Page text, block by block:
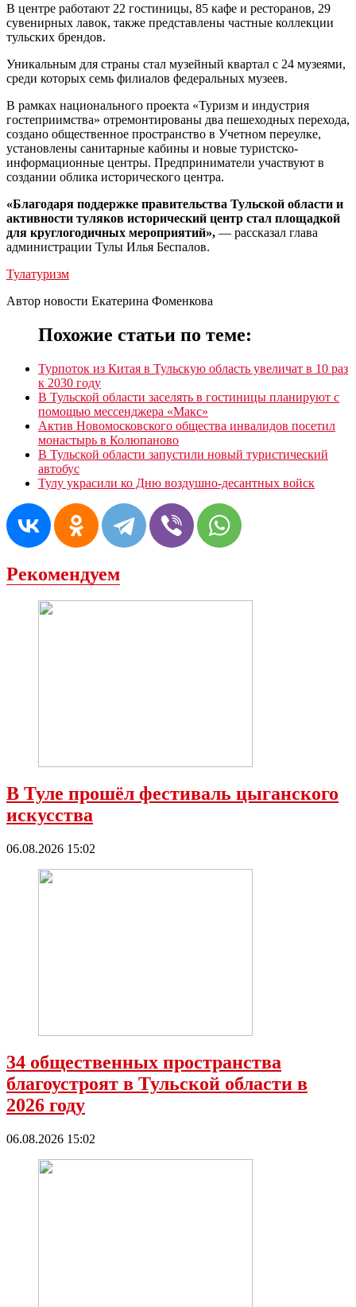
В центре работают 22 гостиницы, 85 кафе и ресторанов, 29
сувенирных лавок, также представлены частные коллекции
тульских брендов.
Уникальным для страны стал музейный квартал с 24 музеями,
среди которых семь филиалов федеральных музеев.
В рамках национального проекта «Туризм и индустрия
гостеприимства» отремонтированы два пешеходных перехода,
создано общественное пространство в Учетном переулке,
установлены санитарные кабины и новые туристско-
информационные центры. Предприниматели участвуют в
создании облика исторического центра.
«Благодаря поддержке правительства Тульской области и
активности туляков исторический центр стал площадкой
для круглогодичных мероприятий», — рассказал глава
администрации Тулы Илья Беспалов.
Тулатуризм
Автор новости Екатерина Фоменкова
Похожие статьи по теме:
Турпоток из Китая в Тульскую область увеличат в 10 раз
к 2030 году
В Тульской области заселять в гостиницы планируют с
помощью мессенджера «Mакс»
Актив Новомосковского общества инвалидов посетил
монастырь в Колюпаново
В Тульской области запустили новый туристический
автобус
Тулу украсили ко Дню воздушно-десантных войск
Рекомендуем
В Туле прошёл фестиваль цыганского
искусства
06.08.2026 15:02
34 общественных пространства
благоустроят в Тульской области в
2026 году
06.08.2026 15:02